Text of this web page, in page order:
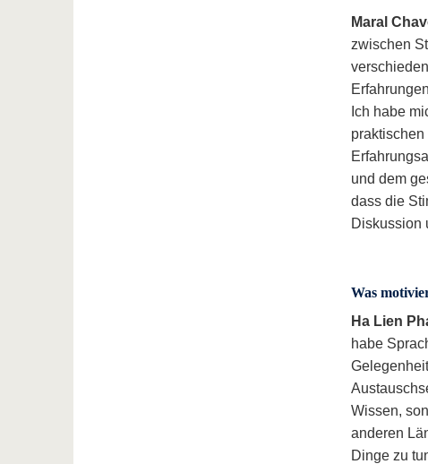
Maral
zwischen
Ich habe
und dem
dass die
Diskussion
Was
Ha Lien
habe
Wissen,
anderen
Dinge zu